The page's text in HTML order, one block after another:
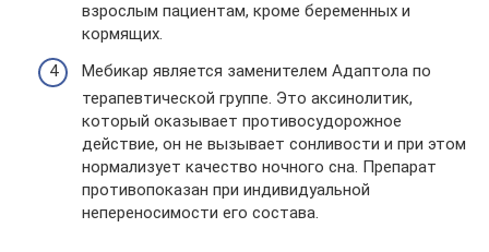
взрослым пациентам, кроме беременных и
кормящих.
Мебикар является заменителем Адаптола по
терапевтической группе. Это аксинолитик,
который оказывает противосудорожное
действие, он не вызывает сонливости и при этом
нормализует качество ночного сна. Препарат
противопоказан при индивидуальной
непереносимости его состава.